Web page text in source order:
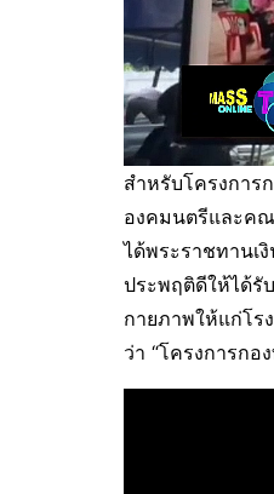
สำหรับโครงการ
องคมนตรีและค
ได้พระราชทานเ
ประพฤติดีให้ได้รั
กายภาพให้แก่โร
ว่า “โครงการกอ